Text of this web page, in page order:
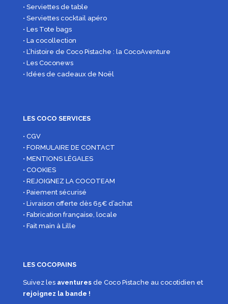
• Serviettes de table
• Serviettes cocktail apéro
• Les Tote bags
• La cocollection
• L’histoire de Coco Pistache : la CocoAventure
• Les Coconews
• Idées de cadeaux de Noël
LES COCO SERVICES
• CGV
• FORMULAIRE DE CONTACT
• MENTIONS LÉGALES
• COOKIES
• REJOIGNEZ LA COCOTEAM
• Paiement sécurisé
• Livraison offerte dès 65€ d’achat
• Fabrication française, locale
• Fait main à Lille
LES COCOPAINS
Suivez les aventuresde Coco Pistache au cocotidien et
rejoignez la bande !